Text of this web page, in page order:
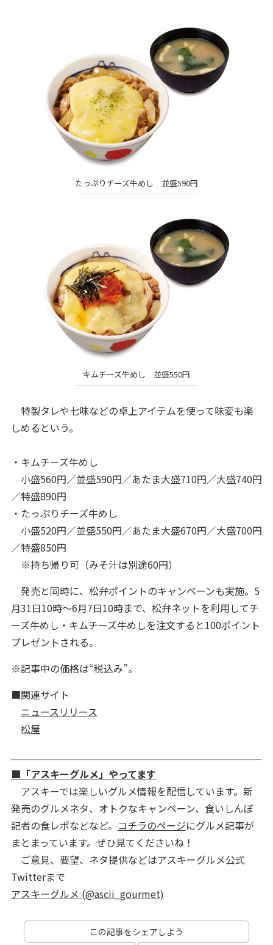
たっぷりチーズ牛めし 並盛590円
キムチーズ牛めし 並盛550円
特製タレや七味などの卓上アイテムを使って味変も楽
しめるという。
・キムチーズ牛めし
小盛560円／並盛590円／あたま大盛710円／大盛740円
／特盛890円
・たっぷりチーズ牛めし
小盛520円／並盛550円／あたま大盛670円／大盛700円
／特盛850円
※持ち帰り可（みそ汁は別途60円）
発売と同時に、松弁ポイントのキャンペーンも実施。5
月31日10時～6月7日10時まで、松弁ネットを利用してチ
ーズ牛めし・キムチーズ牛めしを注文すると100ポイント
プレゼントされる。
※記事中の価格は“税込み”。
■関連サイト
ニュースリリース
松屋
■「アスキーグルメ」やってます
アスキーでは楽しいグルメ情報を配信しています。新
発売のグルメネタ、オトクなキャンペーン、食いしんぼ
記者の食レポなどなど。 コチラのページにグルメ記事が
まとまっています。ぜひ見てくださいね！
ご意見、要望、ネタ提供などはアスキーグルメ公式
Twitterまで
アスキーグルメ (@ascii_gourmet)
この記事をシェアしよう